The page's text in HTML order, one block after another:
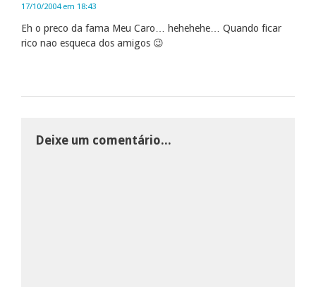
17/10/2004 em 18:43
Eh o preco da fama Meu Caro… hehehehe… Quando ficar
rico nao esqueca dos amigos 😉
Deixe um comentário...